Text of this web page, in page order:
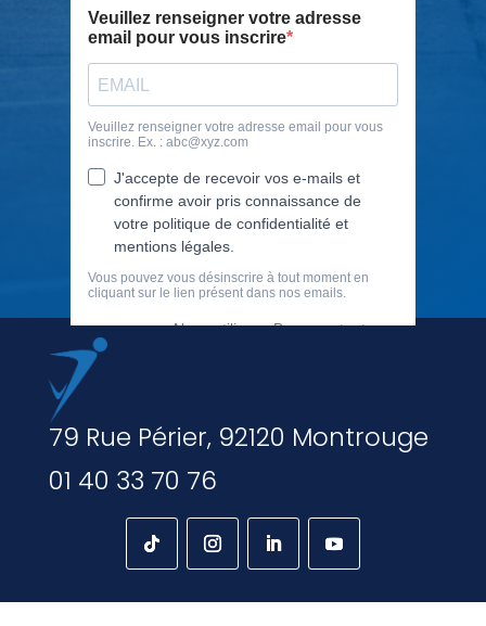
79 Rue Périer, 92120 Montrouge
01 40 33 70 76